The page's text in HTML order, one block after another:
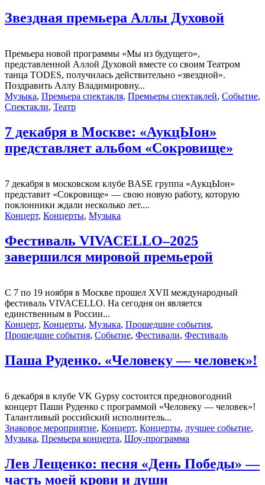
Звездная премьера Аллы Духовой
Премьера новой программы «Мы из будущего»,
представленной Аллой Духовой вместе со своим Театром
танца TODES, получилась действительно «звездной».
Поздравить Аллу Владимировну...
Музыка, Премьера спектакля, Премьеры спектаклей, Событие,
Спектакли, Театр
7 декабря в Москве: «АукцЫон»
представляет альбом «Сокровище»
7 декабря в московском клубе BASE группа «АукцЫон»
представит «Сокровище» — свою новую работу, которую
поклонники ждали несколько лет....
Концерт, Концерты, Музыка
Фестиваль VIVACELLO–2025
завершился мировой премьерой
С 7 по 19 ноября в Москве прошел XVII международный
фестиваль VIVACELLO. На сегодня он является
единственным в России...
Концерт, Концерты, Музыка, Прошедшие события,
Прошедшие события, Событие, Фестивали, Фестиваль
Паша Руденко. «Человеку — человек»!
6 декабря в клубе VK Gypsy состоится предновогодний
концерт Паши Руденко с программой «Человеку — человек»!
Талантливый российский исполнитель...
Знаковое мероприятие, Концерт, Концерты, лучшее событие,
Музыка, Премьера концерта, Шоу-программа
Лев Лещенко: песня «День Победы» —
часть моей крови и души